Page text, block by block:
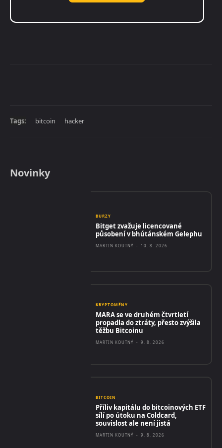
Tags: bitcoin hacker
Novinky
BURZY
Bitget zvažuje licencované
působení v bhútánském Gelephu
MARTIN KOUTNÝ - 10. 8. 2026
KRYPTOMĚNY
MARA se ve druhém čtvrtletí
propadla do ztráty, přesto zvýšila
těžbu Bitcoinu
MARTIN KOUTNÝ - 9. 8. 2026
BITCOIN
Příliv kapitálu do bitcoinových ETF
sílí po útoku na Coldcard,
souvislost ale není jistá
MARTIN KOUTNÝ - 9. 8. 2026